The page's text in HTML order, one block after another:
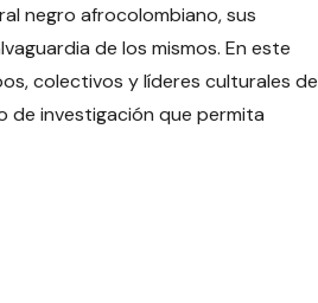
negro afrocolombiano, sus
de los mismos. En este
colectivos y líderes culturales de
de investigación que permita